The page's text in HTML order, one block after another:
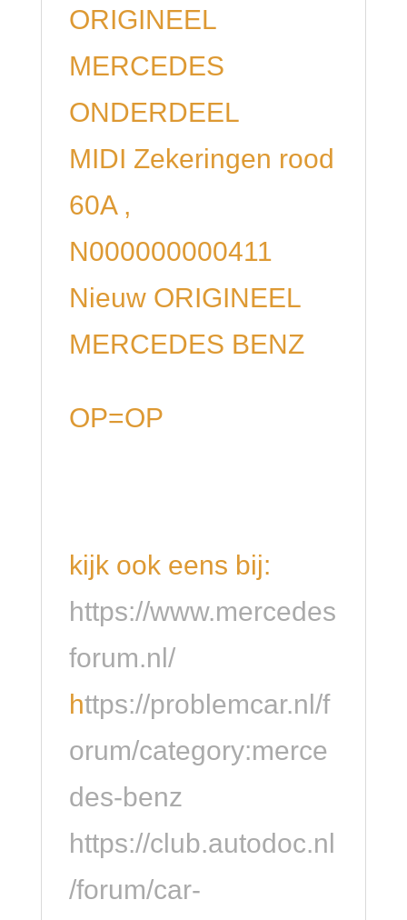
ORIGINEEL
MERCEDES
ONDERDEEL
MIDI Zekeringen rood
60A ,
N000000000411
Nieuw ORIGINEEL
MERCEDES BENZ
OP=OP
kijk ook eens bij:
https://www.mercedes
forum.nl/
https://problemcar.nl/f
orum/category:merce
des-benz
https://club.autodoc.nl
/forum/car-